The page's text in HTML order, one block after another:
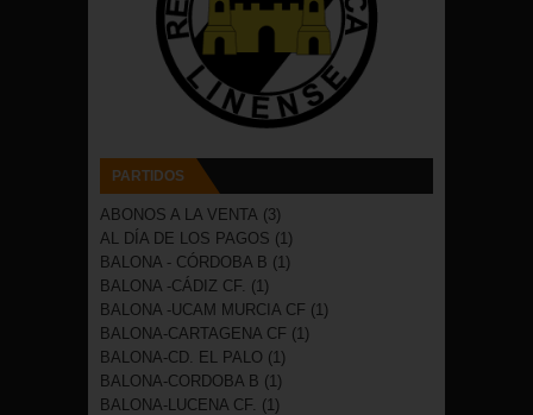
PARTIDOS
ABONOS A LA VENTA (3)
AL DÍA DE LOS PAGOS (1)
BALONA - CÓRDOBA B (1)
BALONA -CÁDIZ CF. (1)
BALONA -UCAM MURCIA CF (1)
BALONA-CARTAGENA CF (1)
BALONA-CD. EL PALO (1)
BALONA-CORDOBA B (1)
BALONA-LUCENA CF. (1)